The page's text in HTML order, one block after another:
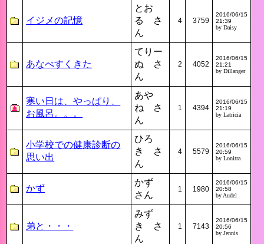
イジメの記憶
とお
る さ
ん
4 3759
2016/06/15
21:39
by Daisy
あなべすくきた
てりー
ぬ さ
ん
2 4052
2016/06/15
21:21
by Dillanger
寒い日は、やっぱり、
お風呂。。。
あや
ね さ
ん
1 4394
2016/06/15
21:19
by Latricia
小学校での健康診断の
思い出
ひろ
き さ
ん
4 5579
2016/06/15
20:59
by Lonitra
かず
かず
さん
1 1980
2016/06/15
20:58
by Audel
弟と・・・
みず
き さ
ん
1 7143
2016/06/15
20:56
by Jennis